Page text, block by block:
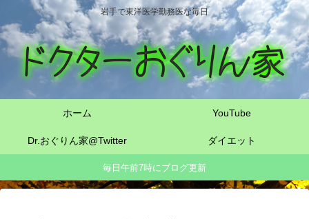
岩手で東洋医学勤務医な毎日
ホーム YouTube
Dr.おぐりん家@Twitter ダイエット
毎日午前7時にブログ更新